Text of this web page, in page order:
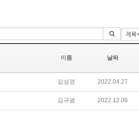
이름 날짜
김성경 2022.04.27
김규광 2022.12.06